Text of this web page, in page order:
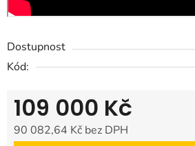
Dostupnost
Kód:
109 000 Kč
90 082,64 Kč bez DPH